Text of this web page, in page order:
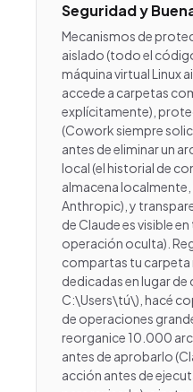
Seguridad y
Mecanismos de
aislado (todo el
máquina virtual Linux
accede a carpetas
explícitamente),
(Cowork siempre
antes de eliminar un
local (el historial de
almacena
Anthropic), y
de Claude es visible
operación oculta).
compartas tu carpeta
dedicadas en lugar
C:\Users\tú\), hacé
de operaciones
reorganice 10.000
antes de aprobarlo
acción antes de